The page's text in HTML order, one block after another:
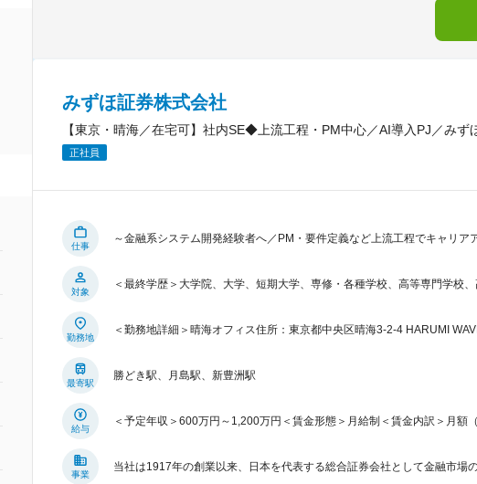
みずほ証券株式会社
【東京・晴海／在宅可】社内SE◆上流工程・PM中心／AI導入PJ／みず
正社員
仕事
～金融系システム開発経験者へ／PM・要件定義など上流工程でキャリ
対象
＜最終学歴＞大学院、大学、短期大学、専修・各種学校、高等専門学校
勤務地
＜勤務地詳細＞晴海オフィス住所：東京都中央区晴海3-2-4 HARUMI
最寄駅
勝どき駅、月島駅、新豊洲駅
給与
＜予定年収＞600万円～1,200万円＜賃金形態＞月給制＜賃金内訳＞月額
事業
当社は1917年の創業以来、日本を代表する総合証券会社として金融市場